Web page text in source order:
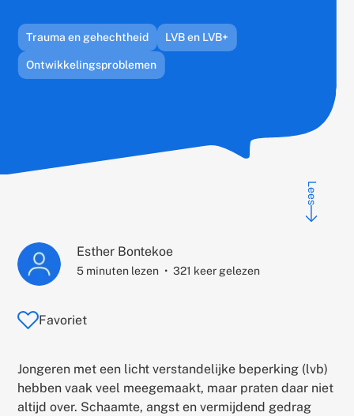
Gerelateerd
thema's:
Trauma en gehechtheid LVB en LVB+
Ontwikkelingsproblemen
Lees
Auteur:
Esther Bontekoe
5 minuten lezen 321 keer gelezen
Favoriet
Jongeren met een licht verstandelijke beperking (lvb)
hebben vaak veel meegemaakt, maar praten daar niet
altijd over. Schaamte, angst en vermijdend gedrag